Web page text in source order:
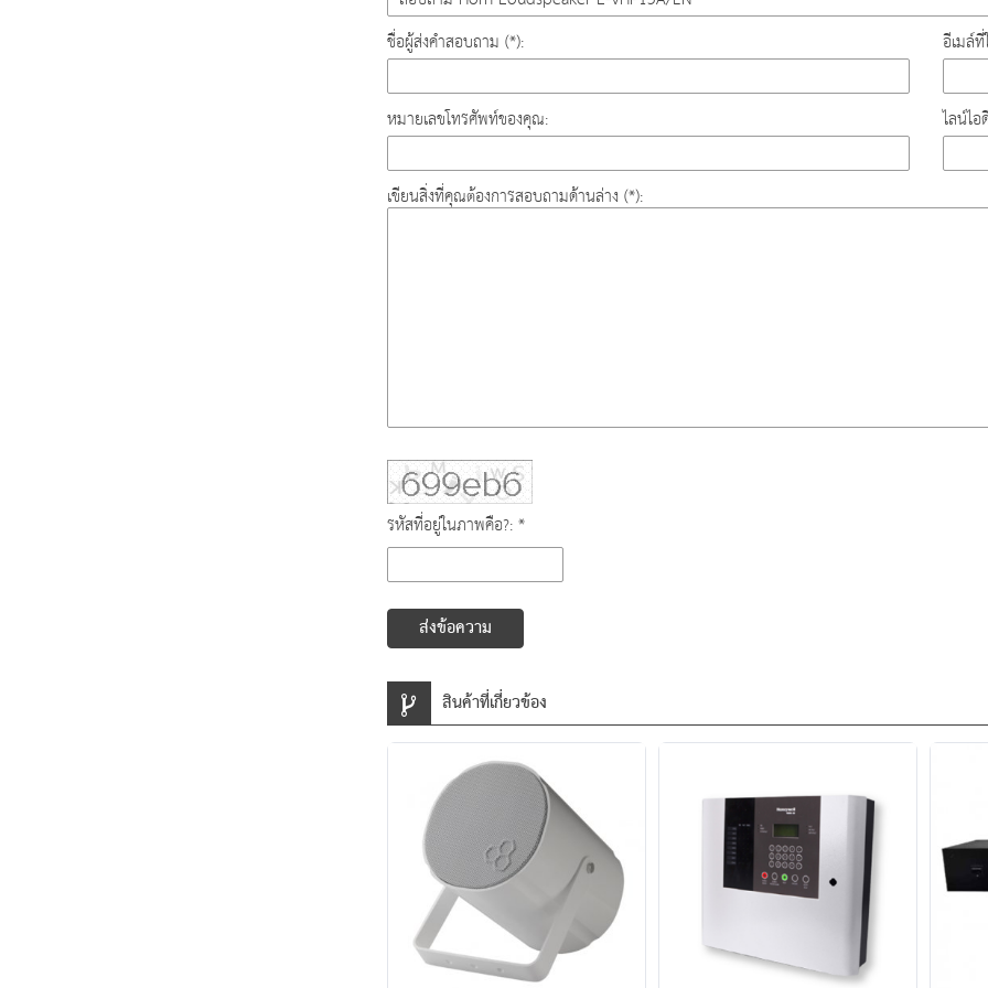
ชื่อผู้ส่งคำสอบถาม (*): อีเมล์
หมายเลขโทรศัพท์ของคุณ: ไลน์ไ
เขียนสิ่งที่คุณต้องการสอบถามด้านล่าง (*):
รหัสที่อยู่ในภาพคือ?: *
ส่งข้อความ
สินค้าที่เกี่ยวข้อง